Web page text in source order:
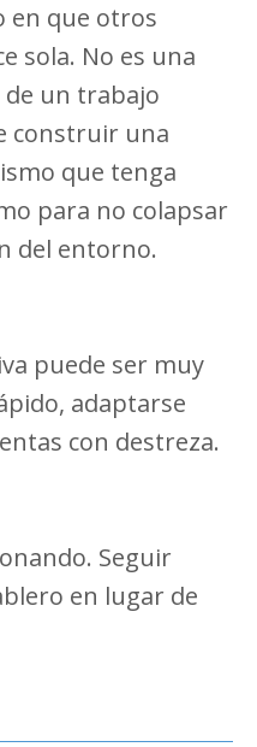
en que otros
sola. No es una
de un trabajo
construir una
que tenga
para no colapsar
del entorno.
puede ser muy
adaptarse
con destreza.
Seguir
en lugar de